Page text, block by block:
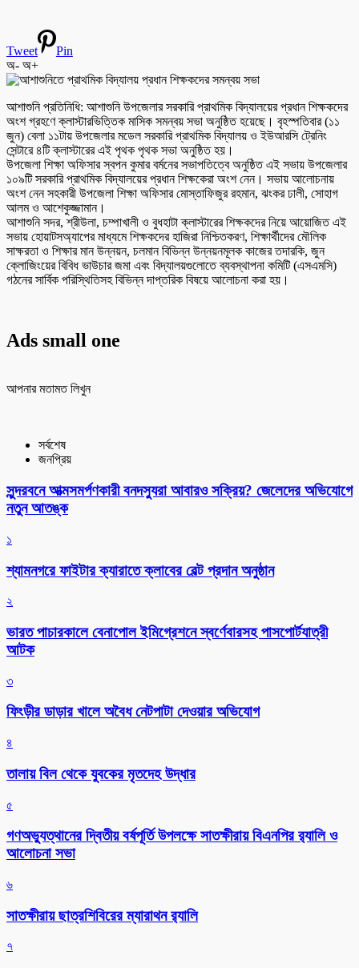
Tweet
Pin
অ- অ+
আশাশুনি প্রতিনিধি: আশাশুনি উপজেলার সরকারি প্রাথমিক বিদ্যালয়ের প্রধান শিক্ষকদের
অংশ গ্রহণে ক্লাস্টারভিত্তিক মাসিক সমন্বয় সভা অনুষ্ঠিত হয়েছে। বৃহস্পতিবার (১১
জুন) বেলা ১১টায় উপজেলার মডেল সরকারি প্রাথমিক বিদ্যালয় ও ইউআরসি ট্রেনিং
সেন্টারে ৪টি ক্লাস্টারের এই পৃথক পৃথক সভা অনুষ্ঠিত হয়।
উপজেলা শিক্ষা অফিসার স্বপন কুমার বর্মনের সভাপতিত্বে অনুষ্ঠিত এই সভায় উপজেলার
১০৯টি সরকারি প্রাথমিক বিদ্যালয়ের প্রধান শিক্ষকেরা অংশ নেন। সভায় আলোচনায়
অংশ নেন সহকারী উপজেলা শিক্ষা অফিসার মোস্তাফিজুর রহমান, ঝংকর ঢালী, সোহাগ
আলম ও আশেকুজ্জামান।
আশাশুনি সদর, শ্রীউলা, চম্পাখালী ও বুধহাটা ক্লাস্টারের শিক্ষকদের নিয়ে আয়োজিত এই
সভায় হোয়াটসঅ্যাপের মাধ্যমে শিক্ষকদের হাজিরা নিশ্চিতকরণ, শিক্ষার্থীদের মৌলিক
সাক্ষরতা ও শিক্ষার মান উন্নয়ন, চলমান বিভিন্ন উন্নয়নমূলক কাজের তদারকি, জুন
ক্লোজিংয়ের বিবিধ ভাউচার জমা এবং বিদ্যালয়গুলোতে ব্যবস্থাপনা কমিটি (এসএমসি)
গঠনের সার্বিক পরিস্থিতিসহ বিভিন্ন দাপ্তরিক বিষয়ে আলোচনা করা হয়।
Ads small one
আপনার মতামত লিখুন
সর্বশেষ
জনপ্রিয়
সুন্দরবনে আত্মসমর্পণকারী বনদস্যুরা আবারও সক্রিয়? জেলেদের অভিযোগে
নতুন আতঙ্ক
১
শ্যামনগরে ফাইটার ক্যারাতে ক্লাবের বেল্ট প্রদান অনুষ্ঠান
২
ভারত পাচারকালে বেনাপোল ইমিগ্রেশনে স্বর্ণেবারসহ পাসপোর্টযাত্রী
আটক
৩
ফিংড়ীর ডাড়ার খালে অবৈধ নেটপাটা দেওয়ার অভিযোগ
৪
তালায় বিল থেকে যুবকের মৃতদেহ উদ্ধার
৫
গণঅভ্যুত্থানের দ্বিতীয় বর্ষপূর্তি উপলক্ষে সাতক্ষীরায় বিএনপির র‌্যালি ও
আলোচনা সভা
৬
সাতক্ষীরায় ছাত্রশিবিরের ম্যারাথন র‌্যালি
৭